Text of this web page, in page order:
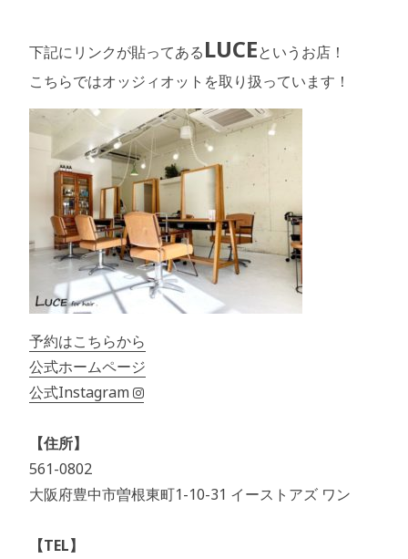
下記にリンクが貼ってあるLUCEというお店！
こちらではオッジィオットを取り扱っています！
予約はこちらから
公式ホームページ
公式Instagram
【住所】
561-0802
大阪府豊中市曽根東町1-10-31 イーストアズ ワン
【TEL】